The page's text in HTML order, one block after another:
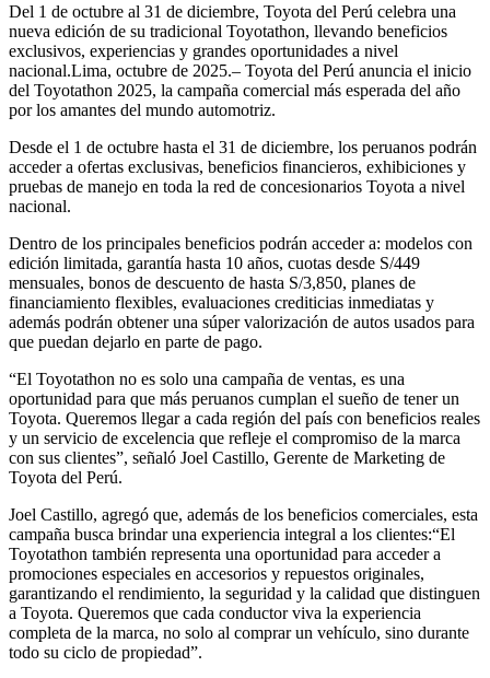
Del 1 de octubre al 31 de diciembre, Toyota del Perú celebra una
nueva edición de su tradicional Toyotathon, llevando beneficios
exclusivos, experiencias y grandes oportunidades a nivel
nacional.Lima, octubre de 2025.– Toyota del Perú anuncia el inicio
del Toyotathon 2025, la campaña comercial más esperada del año
por los amantes del mundo automotriz.
Desde el 1 de octubre hasta el 31 de diciembre, los peruanos podrán
acceder a ofertas exclusivas, beneficios financieros, exhibiciones y
pruebas de manejo en toda la red de concesionarios Toyota a nivel
nacional.
Dentro de los principales beneficios podrán acceder a: modelos con
edición limitada, garantía hasta 10 años, cuotas desde S/449
mensuales, bonos de descuento de hasta S/3,850, planes de
financiamiento flexibles, evaluaciones crediticias inmediatas y
además podrán obtener una súper valorización de autos usados para
que puedan dejarlo en parte de pago.
“El Toyotathon no es solo una campaña de ventas, es una
oportunidad para que más peruanos cumplan el sueño de tener un
Toyota. Queremos llegar a cada región del país con beneficios reales
y un servicio de excelencia que refleje el compromiso de la marca
con sus clientes”, señaló Joel Castillo, Gerente de Marketing de
Toyota del Perú.
Joel Castillo, agregó que, además de los beneficios comerciales, esta
campaña busca brindar una experiencia integral a los clientes:“El
Toyotathon también representa una oportunidad para acceder a
promociones especiales en accesorios y repuestos originales,
garantizando el rendimiento, la seguridad y la calidad que distinguen
a Toyota. Queremos que cada conductor viva la experiencia
completa de la marca, no solo al comprar un vehículo, sino durante
todo su ciclo de propiedad”.